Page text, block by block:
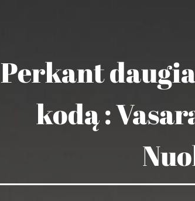
Perkant
kodą :